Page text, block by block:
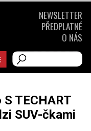
TECHART
SUV-čkami
NEWSLETTER
PŘEDPLATNÉ
O NÁS